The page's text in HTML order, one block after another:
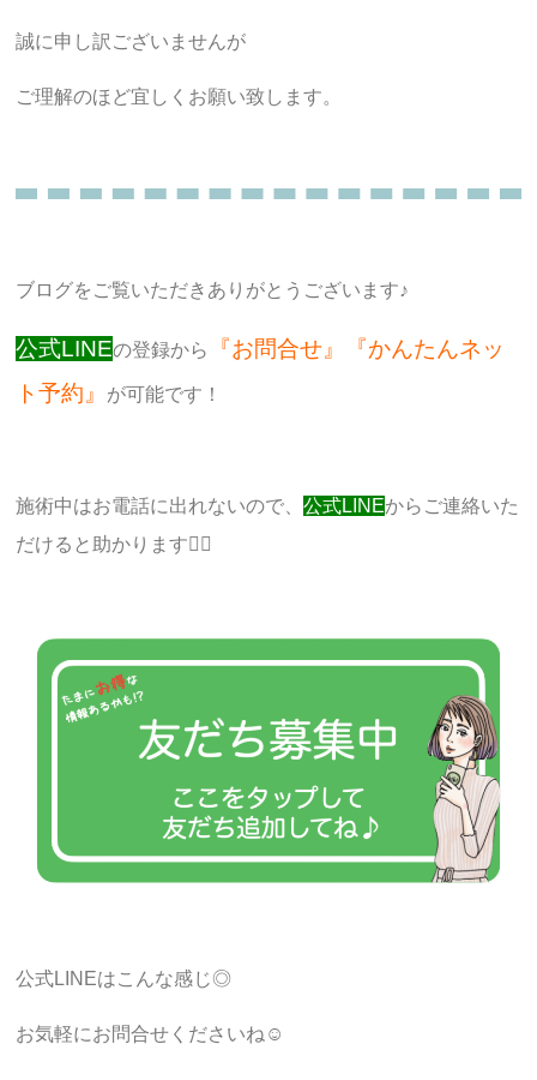
誠に申し訳ございませんが
ご理解のほど宜しくお願い致します。
ブログをご覧いただきありがとうございます♪
公式LINEの登録から
『お問合せ』『かんたんネッ
ト予約』
が可能です！
施術中はお電話に出れないので、公式LINEからご連絡いた
だけると助かります🙇‍♀️
公式LINEはこんな感じ◎
お気軽にお問合せくださいね☺︎